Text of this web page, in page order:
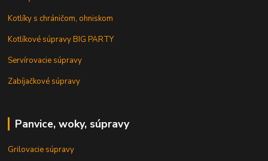
Kotlíky s chráničom, ohniskom
Kotlíkové súpravy BIG PARTY
Servírovacie súpravy
Zabíjačkové súpravy
Panvice, woky, súpravy
Grilovacie súpravy